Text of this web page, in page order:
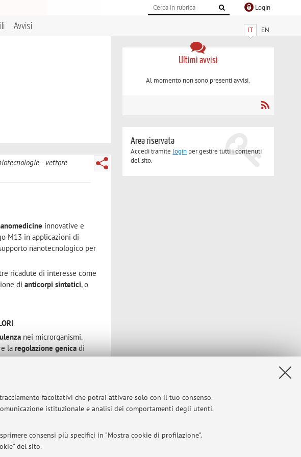
facoltativi che potrai attivare solo con il tuo consenso.
istituzionale e analisi dei comportamenti degli utenti.
consensi più specifici in "Mostra cookie di profilazione".
del sito.
Login
IT EN
Avvisi
vettore
innovative e
M13 in applicazioni di
nanotecnologico per
ricadute di interesse come
dianticorpi sintetici, o
nei microrganismi.
laregolazione genica di
di una vita.
condizioni di stress. Questi
di fattori di virulenza in
Ultimi avvisi
Al momento non sono presenti avvisi.
Area riservata
Accedi tramite login per gestire tutti i contenuti
del sito.